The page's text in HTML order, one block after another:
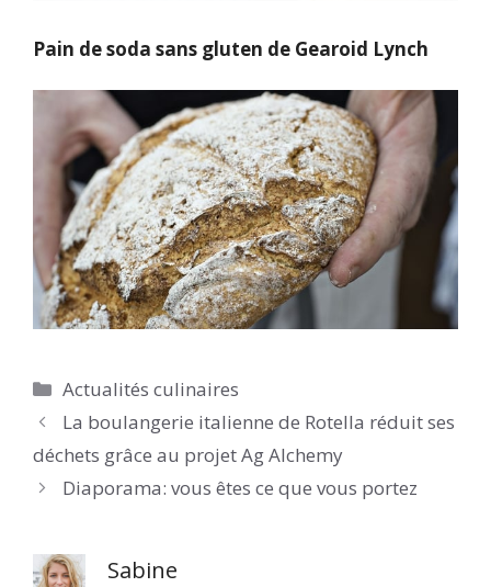
Pain de soda sans gluten de Gearoid Lynch
Catégories
Actualités culinaires
La boulangerie italienne de Rotella réduit ses
déchets grâce au projet Ag Alchemy
Diaporama: vous êtes ce que vous portez
Sabine